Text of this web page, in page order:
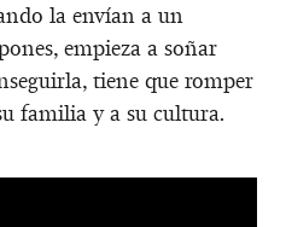
la envían a un
empieza a soñar
tiene que romper
familia y a su cultura.